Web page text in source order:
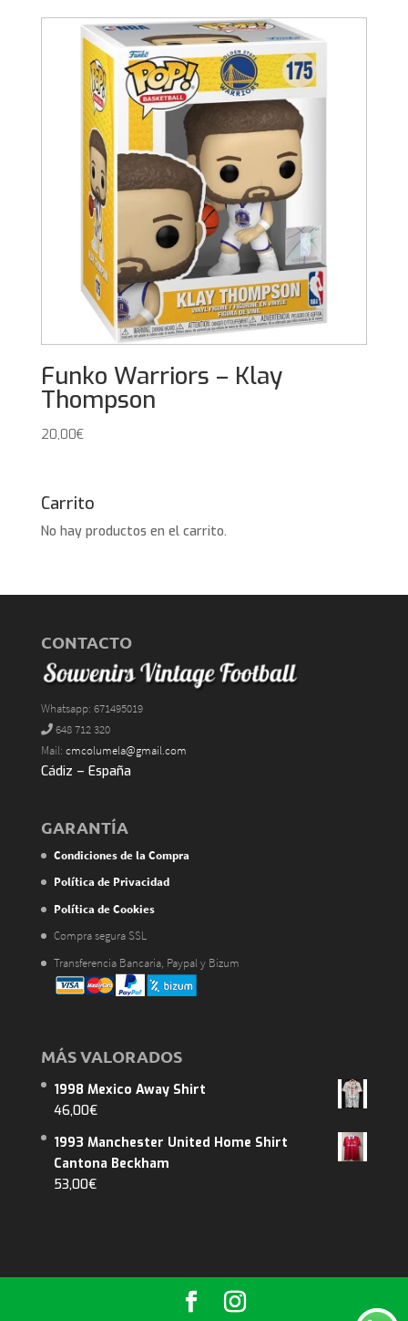
Funko Warriors – Klay
Thompson
20,00€
Carrito
No hay productos en el carrito.
CONTACTO
Whatsapp: 671495019
648 712 320
Mail: cmcolumela@gmail.com
Cádiz – España
GARANTÍA
Condiciones de la Compra
Política de Privacidad
Política de Cookies
Compra segura SSL
Transferencia Bancaria, Paypal y Bizum
MÁS VALORADOS
1998 Mexico Away Shirt
46,00€
1993 Manchester United Home Shirt
Cantona Beckham
53,00€